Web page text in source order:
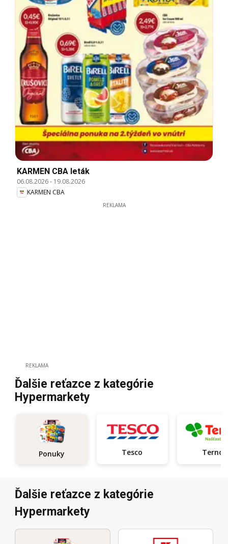
KARMEN CBA leták
06.08.2026- 19.08.2026
KARMEN CBA
REKLAMA
REKLAMA
Ďalšie reťazce z kategórie
Hypermarkety
Ponuky Tesco Terno
Ďalšie reťazce z kategórie
Hypermarkety